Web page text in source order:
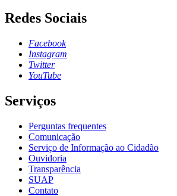
Redes Sociais
Facebook
Instagram
Twitter
YouTube
Serviços
Perguntas frequentes
Comunicação
Serviço de Informação ao Cidadão
Ouvidoria
Transparência
SUAP
Contato